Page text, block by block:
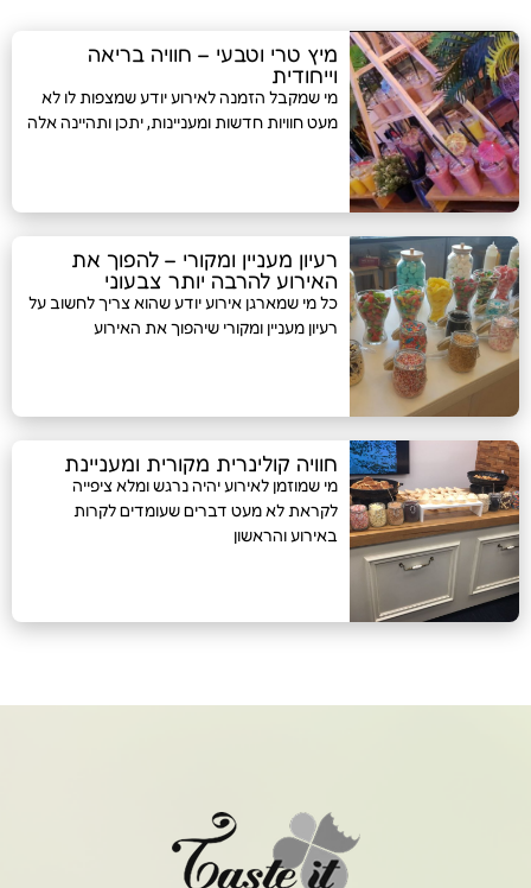
מיץ טרי וטבעי – חוויה בריאה
וייחודית
מי שמקבל הזמנה לאירוע יודע שמצפות לו לא
מעט חוויות חדשות ומעניינות, יתכן ותהיינה אלה
רעיון מעניין ומקורי – להפוך את
האירוע להרבה יותר צבעוני
כל מי שמארגן אירוע יודע שהוא צריך לחשוב על
רעיון מעניין ומקורי שיהפוך את האירוע
חוויה קולינרית מקורית ומעניינת
מי שמוזמן לאירוע יהיה נרגש ומלא ציפייה
לקראת לא מעט דברים שעומדים לקרות
באירוע והראשון